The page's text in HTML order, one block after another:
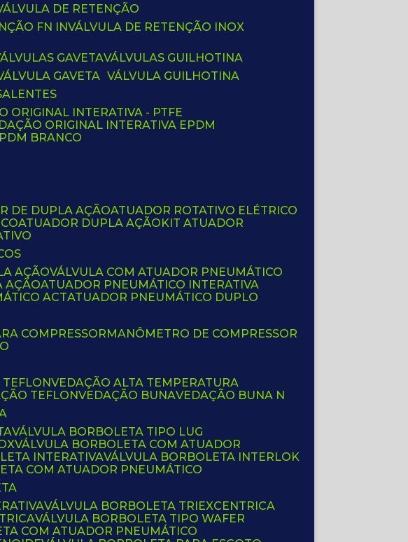
VÁLVULA DE RETENÇÃO
FN IN VÁLVULA DE RETENÇÃO INOX
VÁLVULAS GAVETA
VÁLVULA GAVETA
VÁLVULAS GUILHOTINA
VÁLVULA GUILHOTINA
ORIGINAL INTERATIVA - PTFE
ORIGINAL INTERATIVA EPDM
BRANCO
DE DUPLA AÇÃO
ATUADOR ROTATIVO ELÉTRICO
ATUADOR DUPLA AÇÃO
KIT ATUADOR
AÇÃO VÁLVULA COM ATUADOR PNEUMÁTICO
AÇÃO
ATUADOR PNEUMÁTICO INTERATIVA
ACT
ATUADOR PNEUMÁTICO DUPLO
COMPRESSOR
MANÔMETRO DE COMPRESSOR
TEFLON
VEDAÇÃO ALTA TEMPERATURA
TEFLON VEDAÇÃO BUNA VEDAÇÃO BUNA N
VÁLVULA BORBOLETA TIPO LUG
VÁLVULA BORBOLETA COM ATUADOR
INTERATIVA VÁLVULA BORBOLETA INTERLOK
COM ATUADOR PNEUMÁTICO
VÁLVULA BORBOLETA TRIEXCENTRICA
VÁLVULA BORBOLETA TIPO WAFER
COM ATUADOR PNEUMÁTICO